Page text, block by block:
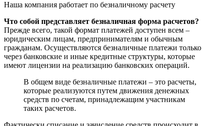
Наша компания работает по безналичному расчету
Что собой представляет безналичная форма расчетов?
Прежде всего, такой формат платежей доступен всем –
юридическим лицам, предпринимателям и обычным
гражданам. Осуществляются безналичные платежи только
через банковские и иные кредитные структуры, которые
имеют лицензии на реализацию банковских операций.
В общем виде безналичные платежи – это расчеты,
которые реализуются путем движения денежных
средств по счетам, принадлежащим участникам
таких расчетов.